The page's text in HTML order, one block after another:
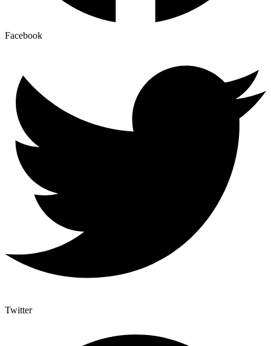
Facebook
Twitter